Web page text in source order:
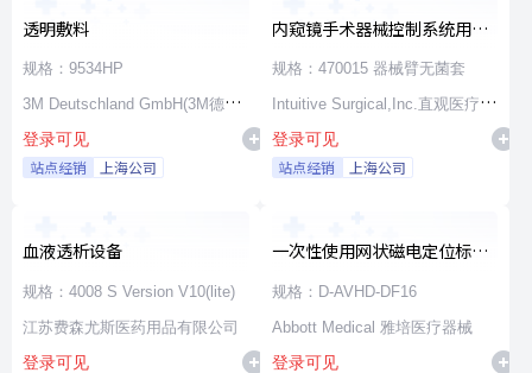
透明敷料
规格：9534HP
3M Deutschland GmbH(3M德国
公司)
登录可见
站点经销 上海公司
内窥镜手术器械控制系统用无
源器械和附件
规格：470015 器械臂无菌套
Intuitive Surgical,Inc.直观医疗公
司
登录可见
站点经销 上海公司
血液透析设备
规格：4008 S Version V10(lite)
江苏费森尤斯医药用品有限公司
登录可见
一次性使用网状磁电定位标测
导管
规格：D-AVHD-DF16
Abbott Medical 雅培医疗器械
登录可见